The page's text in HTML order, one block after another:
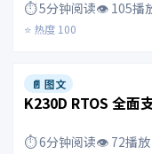
⏱️ 5分钟阅读👁️ 105播
⭐ 热度 100
📄 图文
K230D RTOS 全面
⏱️ 6分钟阅读👁️ 72播放